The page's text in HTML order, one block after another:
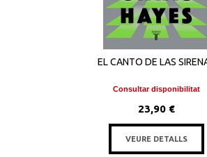
EL CANTO DE LAS
Consultar disponibilitat
23,90 €
VEURE DETALLS